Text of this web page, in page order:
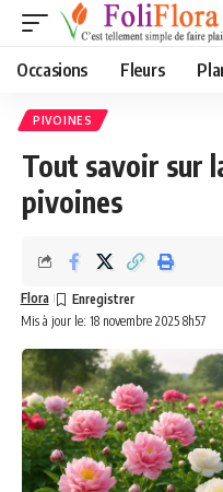
Occasions Fleurs
PIVOINES
Tout savoir sur
pivoines
Mis à jour le: 18 novembre 2025 8h57
Flora